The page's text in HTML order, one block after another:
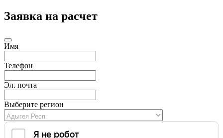
Заявка на расчет
Имя
Телефон
Эл. почта
Выберите регион